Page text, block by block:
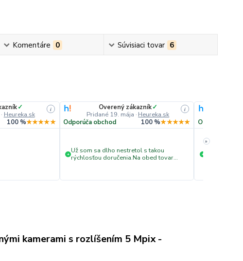
Komentáre 0 Súvisiaci tovar 6
✓
· Heureka.sk
i
100 %★★★★★
Overený zákazník✓
Pridané 19. mája · Heureka.sk
i
Odporúča obchod 100 %★★★★★
+ Už som sa dlho nestretol s takou
rýchlosťou doručenia.Na obed tovar
Odporúča
+
»
kamerami s rozlíšením 5 Mpix -